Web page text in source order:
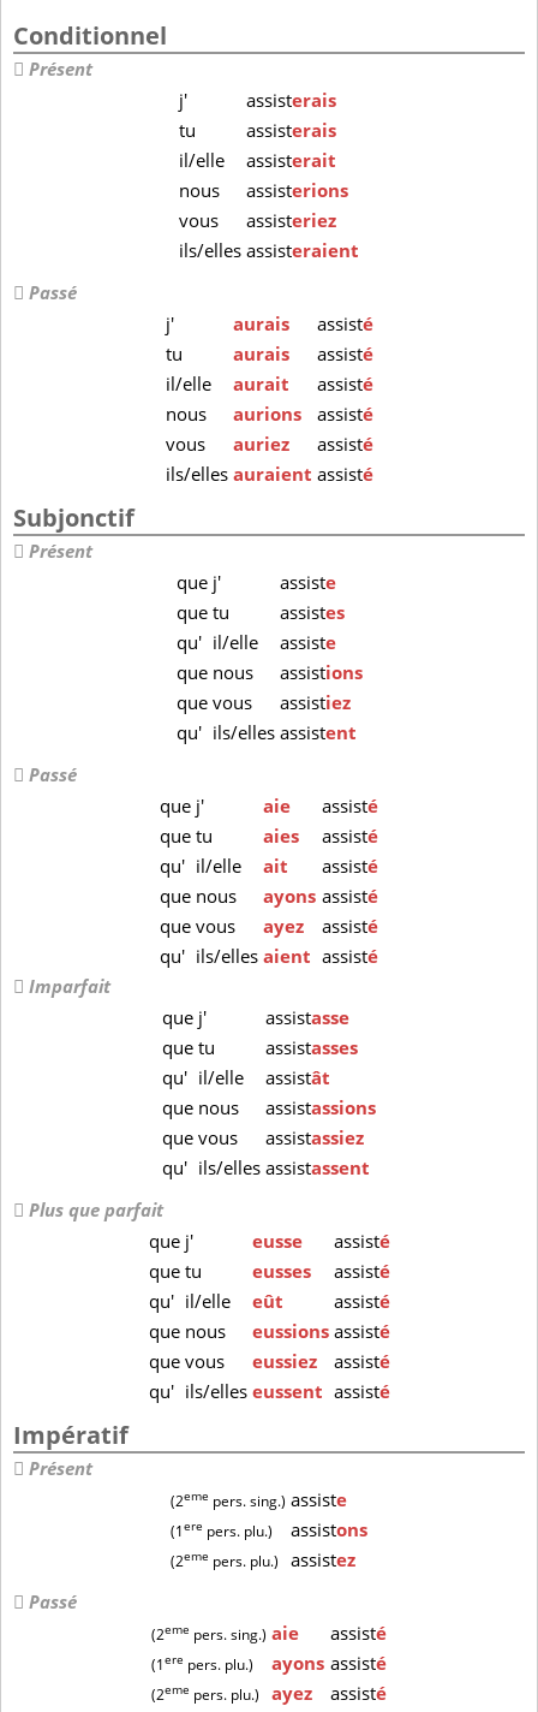
Conditionnel
Présent
j'
assisterais
tu
assisterais
il/elle
assisterait
nous
assisterions
vous
assisteriez
ils/ellesassisteraient
Passé
j'
aurais assisté
tu
aurais assisté
il/elle
aurait assisté
nous
aurions assisté
vous
auriez assisté
ils/elles auraient assisté
Subjonctif
Présent
que j' assiste
que tu assistes
qu' il/elle assiste
que nous assistions
que vous assistiez
qu' ils/elles assistent
Passé
que j' aie assisté
quetu aies assisté
qu' il/elle ait assisté
que nous ayons assisté
quevous ayez assisté
qu' ils/ellesaient assisté
Imparfait
que j' assistasse
quetu assistasses
qu' il/elle assistât
que nous assistassions
quevous assistassiez
qu' ils/ellesassistassent
Plus que parfait
que j' eusse assisté
que tu eusses assisté
qu' il/elle eût assisté
que nous eussions assisté
que vous eussiez assisté
qu' ils/elles eussent assisté
Impératif
Présent
(2eme pers. sing.) assiste
(1ere pers. plu.) assistons
(2eme pers. plu.) assistez
Passé
(2eme pers. sing.) aie assisté
(1ere pers. plu.) ayons assisté
(2eme pers. plu.) ayez assisté